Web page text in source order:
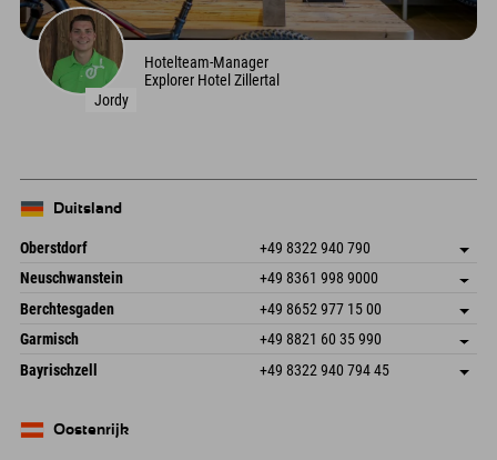
Jordy
Hotelteam-Manager
Explorer Hotel Zillertal
Duitsland
Oberstdorf +49 8322 940 790
An der Breitach 3
Duitsland
Adres opslaan
Booking
Neuschwanstein +49 8361 998 9000
An der Riese 45
87484 Nesselwang im Allgäu
Duitsland
Adres opslaan
Aankomstinformatie
Booking
Berchtesgaden +49 8652 977 15 00
Hofreitstr. 7
Duitsland
Adres opslaan
Booking
Garmisch +49 8821 60 35 990
Frickenstraße 22
82490 Farchant
Adres opslaan
Aankomstinformatie
Bayrischzell +49 8322 940 794 45
Duitsland
Oostenrijk